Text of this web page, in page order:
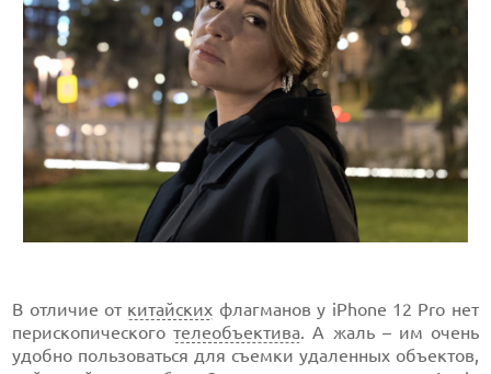
В отличие от китайских флагманов у iPhone 12 Pro нет
перископическоготелеобъектива. А жаль – им очень
удобно пользоваться для съемки удаленных объектов,